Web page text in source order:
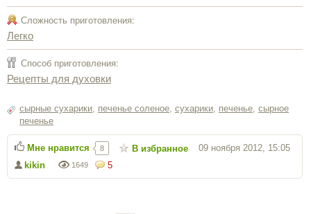
Сложность приготовления:
Легко
Способ приготовления:
Рецепты для духовки
сырные сухарики печенье соленое сухарики печенье сырное
печенье
5
1649
kikin
09 ноября 2012, 15:05
Мне нравится 8 В избранное